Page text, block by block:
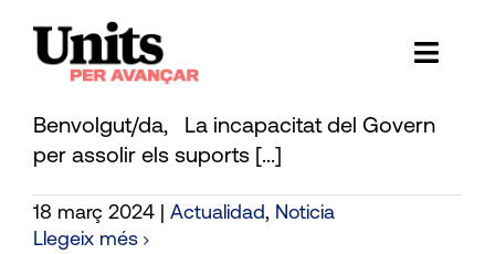
content
Carta de Ramon Espadaler
a la militància
Benvolgut/da, La incapacitat del Govern
per assolir els suports [...]
18 març 2024 Actualidad, Noticia
Llegeix més